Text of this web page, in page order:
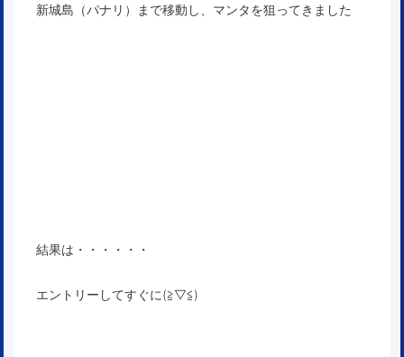
新城島（パナリ）まで移動し、マンタを狙ってきました
結果は・・・・・・
エントリーしてすぐに(≧▽≦)